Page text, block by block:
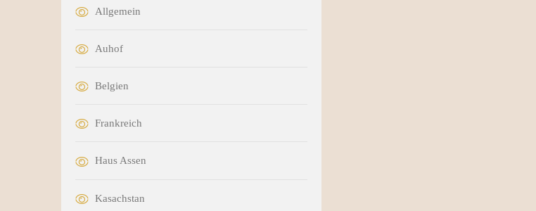
Allgemein
Auhof
Belgien
Frankreich
Haus Assen
Kasachstan